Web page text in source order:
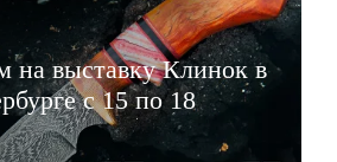
на выставку Клинок в
с 15 по 18